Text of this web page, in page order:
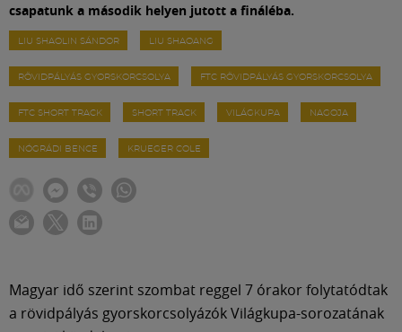
csapatunk a második helyen jutott a fináléba.
LIU SHAOLIN SÁNDOR LIU SHAOANG
RÖVIDPÁLYÁS GYORSKORCSOLYA FTC RÖVIDPÁLYÁS GYORSKORCSOLYA
FTC SHORT TRACK SHORT TRACK VILÁGKUPA NAGOJA
NÓGRÁDI BENCE KRUEGER COLE
Magyar idő szerint szombat reggel 7 órakor folytatódtak
a rövidpályás gyorskorcsolyázók Világkupa-sorozatának
Meccscenter
Klub
Szolgáltatások
Shop
Múzeum